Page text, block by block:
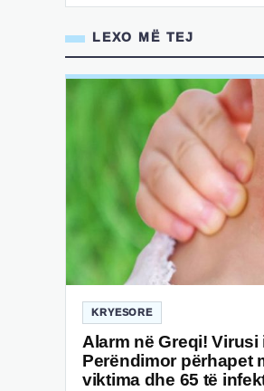
LEXO MË TEJ
KRYESORE
Alarm në Greqi! Virusi
Perëndimor përhapet
viktima dhe 65 të